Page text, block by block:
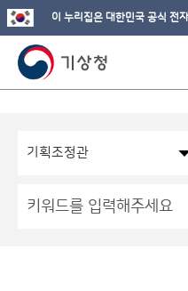
이 누리집은 대한민국 공식 전